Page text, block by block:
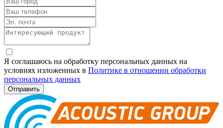
Я соглашаюсь на обработку персональных данных на
условиях изложенных в Политике в отношении обработки
персональных данных